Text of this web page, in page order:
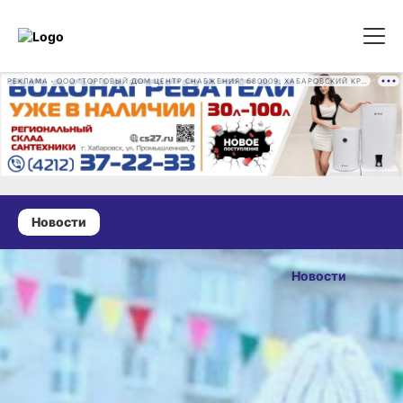
Новости
01 декабря 2025 г., 12:35
Новый парк
открыли
в поселке
Солнечный
Хабаровского
Новости
ОПУБЛИКОВАНО
01 декабря 2025 г., 12:35